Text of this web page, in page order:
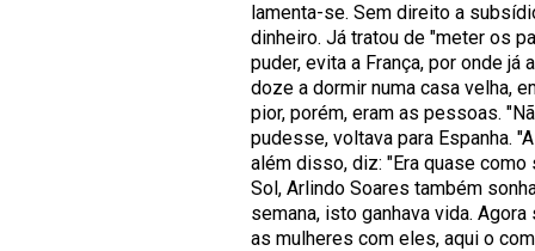
lamenta-se. Sem direito a
dinheiro. Já tratou de "meter os
puder, evita a França, por onde já
doze a dormir numa casa velha,
pior, porém, eram as pessoas.
pudesse, voltava para Espanha.
além disso, diz: "Era quase
Sol, Arlindo Soares também
semana, isto ganhava vida.
as mulheres com eles, aqui o